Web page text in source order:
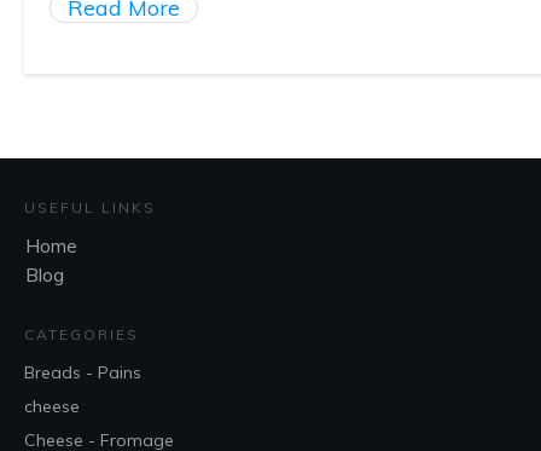
Read More
USEFUL LINKS
Home
Blog
CATEGORIES
Breads - Pains
cheese
Cheese - Fromage